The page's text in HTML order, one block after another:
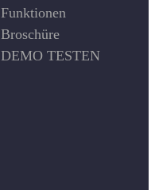
Funktionen
Broschüre
DEMO TESTEN